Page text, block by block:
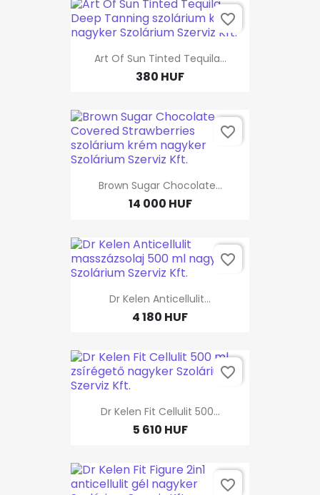
Art Of Sun Tinted Tequila...
380 HUF
favorite_border
Brown Sugar Chocolate...
14 000 HUF
favorite_border
Dr Kelen Anticellulit...
4 180 HUF
favorite_border
Dr Kelen Fit Cellulit 500...
5 610 HUF
favorite_border
favorite_border